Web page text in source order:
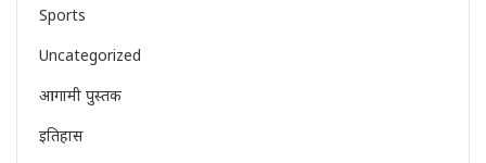
Sports
Uncategorized
आगामी पुस्तक
इतिहास